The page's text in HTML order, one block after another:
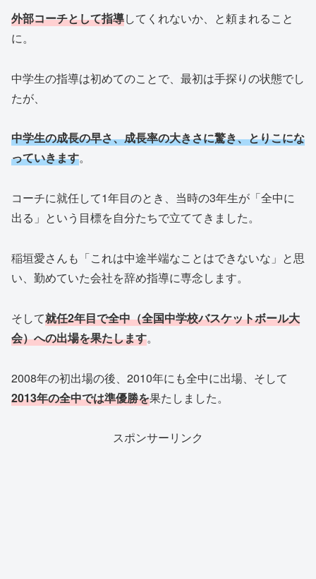
外部コーチとして指導してくれないか、と頼まれること
に。
中学生の指導は初めてのことで、最初は手探りの状態でし
たが、
中学生の成長の早さ、成長率の大きさに驚き、とりこにな
っていきます。
コーチに就任して1年目のとき、当時の3年生が「全中に
出る」という目標を自分たちで立ててきました。
稲垣愛さんも「これは中途半端なことはできないな」と思
い、勤めていた会社を辞め指導に専念します。
そして就任2年目で全中（全国中学校バスケットボール大
会）への出場を果たします。
2008年の初出場の後、2010年にも全中に出場、そして
2013年の全中では準優勝を果たしました。
スポンサーリンク